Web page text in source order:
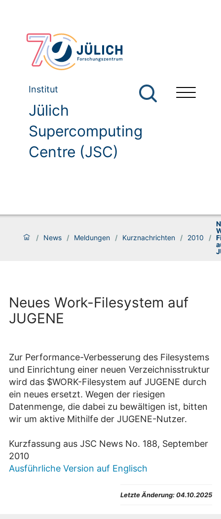
Institut
Jülich
Supercomputing
Centre (JSC)
/ News / Meldungen / Kurznachrichten / 2010 /
Neues Work-Filesystem auf
JUGENE
Zur Performance-Verbesserung des Filesystems
und Einrichtung einer neuen Verzeichnisstruktur
wird das $WORK-Filesystem auf JUGENE durch
ein neues ersetzt. Wegen der riesigen
Datenmenge, die dabei zu bewältigen ist, bitten
wir um aktive Mithilfe der JUGENE-Nutzer.
Kurzfassung aus JSC News No. 188, September
2010
Ausführliche Version auf Englisch
Letzte Änderung:04.10.2025